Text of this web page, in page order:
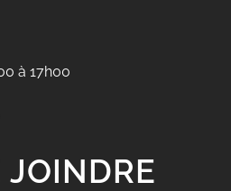
à 17h00
JOINDRE